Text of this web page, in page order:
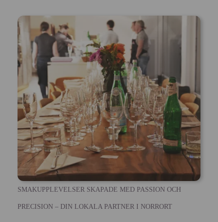
SMAKUPPLEVELSER SKAPADE MED PASSION OCH
PRECISION – DIN LOKALA PARTNER I NORRORT